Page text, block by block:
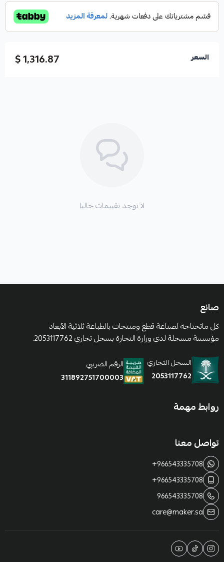
السعر 1,316.87 $
لا توجد تقييمات حاليا
صانع
كل ماتحتاجه لصناعة قطع ومنتجات بالطباعة ثلاثية الأبعاد
مؤسسة مسجلة لدى وزارة التجارة بسجل تجاري 2053117762.
السجل التجاري
2053117762
الرقم الضريبي
311892751700003
روابط مهمة
تواصل معنا
+966543335708
+966543335708
966543335708
care@maker.sa